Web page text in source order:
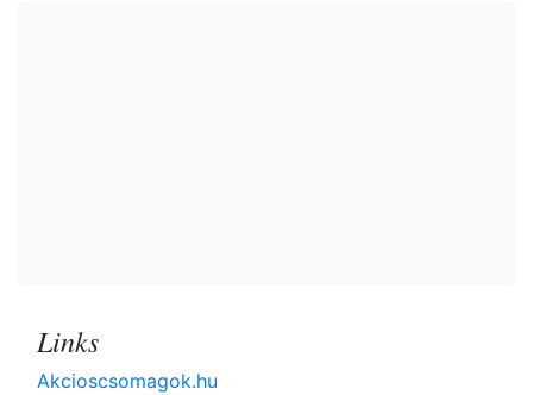
Links
Akcioscsomagok.hu